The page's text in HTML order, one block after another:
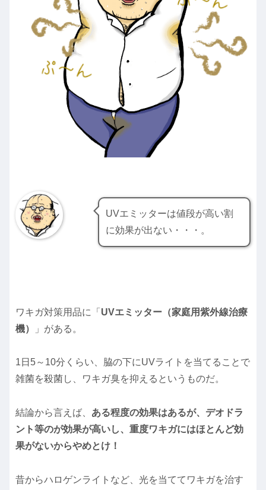
UVエミッターは値段が高い割
に効果が出ない・・・。
ワキガ対策用品に「 UVエミッター（家庭用紫外線治療
機）
」がある。
1日5～10分くらい、脇の下にUVライトを当てることで
雑菌を殺菌し、ワキガ臭を抑えるというものだ。
結論から言えば、 ある程度の効果はあるが、デオドラ
ント等のが効果が高いし、重度ワキガにはほとんど効
果がないからやめとけ！
昔からハロゲンライトなど、光を当ててワキガを治す